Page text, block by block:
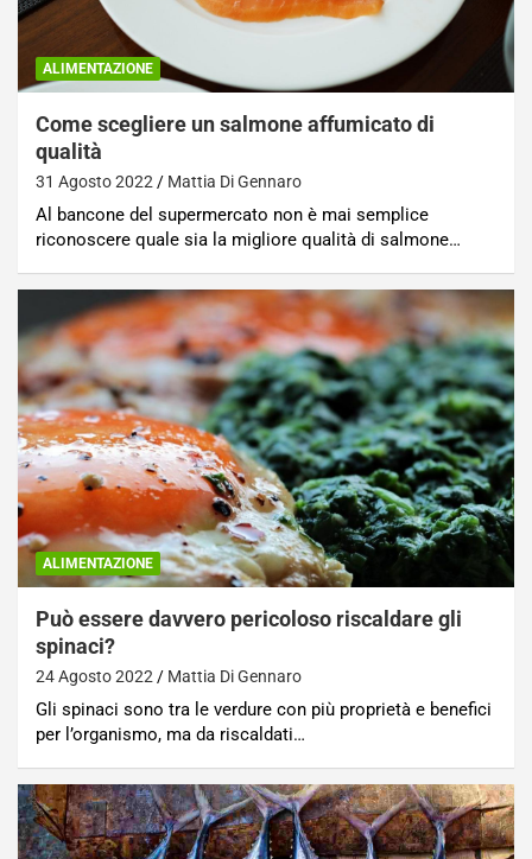
ALIMENTAZIONE
Come scegliere un salmone affumicato di
qualità
31 Agosto 2022 Mattia Di Gennaro
Al bancone del supermercato non è mai semplice
riconoscere quale sia la migliore qualità di salmone…
ALIMENTAZIONE
Può essere davvero pericoloso riscaldare gli
spinaci?
24 Agosto 2022 Mattia Di Gennaro
Gli spinaci sono tra le verdure con più proprietà e benefici
per l’organismo, ma da riscaldati…